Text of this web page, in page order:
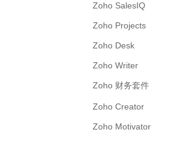
Zoho SalesIQ
Zoho Projects
Zoho Desk
Zoho Writer
Zoho 财务套件
Zoho Creator
Zoho Motivator